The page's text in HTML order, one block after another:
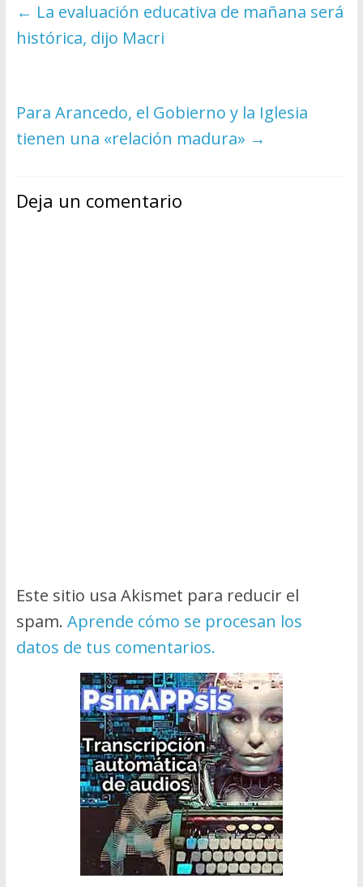
← La evaluación educativa de mañana será
histórica, dijo Macri
Para Arancedo, el Gobierno y la Iglesia
tienen una «relación madura» →
Deja un comentario
Este sitio usa Akismet para reducir el
spam. Aprende cómo se procesan los
datos de tus comentarios.